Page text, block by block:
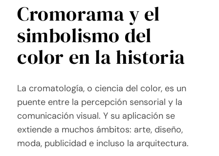
Cromorama y el
simbolismo del
color en la historia
La cromatología, o ciencia del color, es un
puente entre la percepción sensorial y la
comunicación visual. Y su aplicación se
extiende a muchos ámbitos: arte, diseño,
moda, publicidad e incluso la arquitectura.